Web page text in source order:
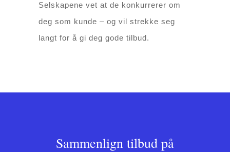
Selskapene vet at de konkurrerer om
deg som kunde – og vil strekke seg
langt for å gi deg gode tilbud.
Sammenlign tilbud på